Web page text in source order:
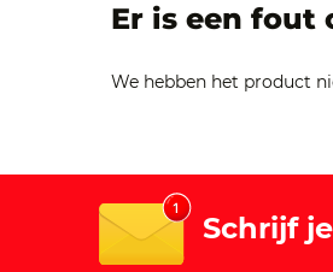
Er is een fout
We hebben het product
Schrijf